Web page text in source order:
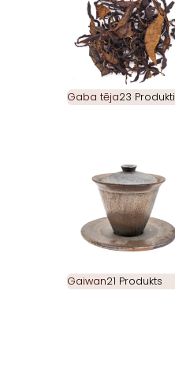
Gaba tēja23 Produkti
Gaiwan21 Produkts